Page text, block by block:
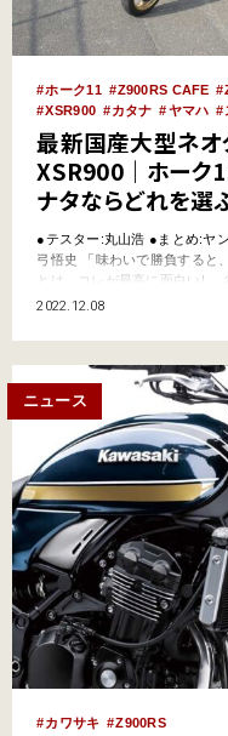
ホーク11 Z900RS CAFE
XSR900
カタナ ヤマハ
最新国産大型ネオ
XSR900｜ホーク
ナタならどれを選
●テスター:丸山浩 ●まとめ:ヤ
弓悟史 「味わいで勝負すると
とは。コレが最高に面白い!」
各バイクメーカーでネオクラ
ーム／足まわりなど、どのメ
2022.12.08
ニュース
カワサキ Z900RS